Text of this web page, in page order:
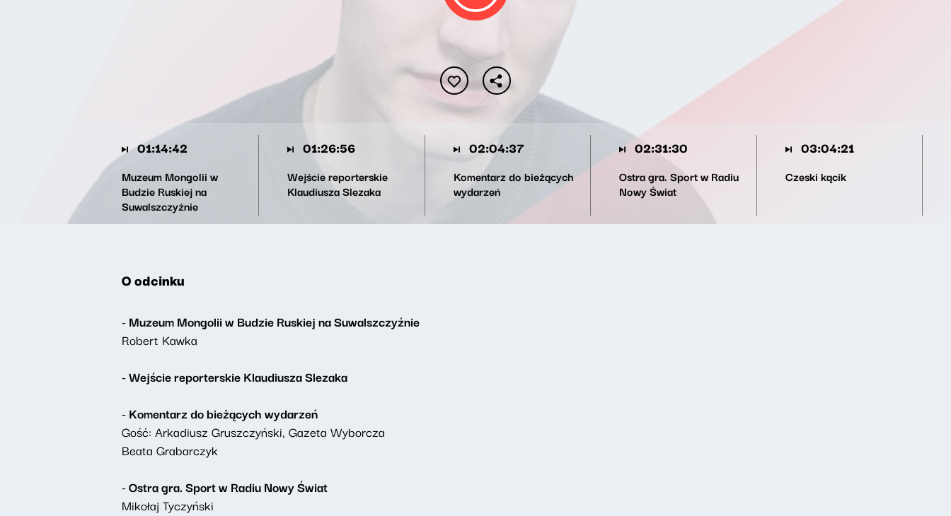
01:14:42
Muzeum Mongolii w
Budzie Ruskiej na
Suwalszczyźnie
01:26:56
Wejście reporterskie
Klaudiusza Slezaka
02:04:37
Komentarz do bieżących
wydarzeń
02:31:30
Ostra gra. Sport w Radiu
Nowy Świat
03:04:21
Czeski kącik
O odcinku
- Muzeum Mongolii w Budzie Ruskiej na Suwalszczyźnie
Robert Kawka
- Wejście reporterskie Klaudiusza Slezaka
- Komentarz do bieżących wydarzeń
Gość: Arkadiusz Gruszczyński, Gazeta Wyborcza
Beata Grabarczyk
- Ostra gra. Sport w Radiu Nowy Świat
Mikołaj Tyczyński